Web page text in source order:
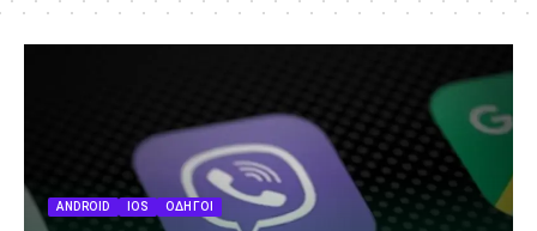
ANDROID IOS ΟΔΗΓΟΊ